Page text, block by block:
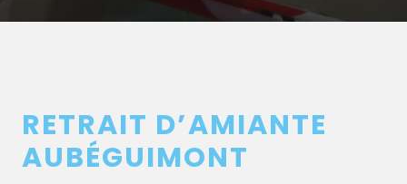
RETRAIT D’AMIANTE
AUBÉGUIMONT